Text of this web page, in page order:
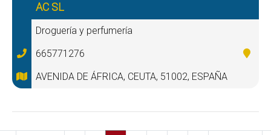
AC SL
Droguería y perfumería
665771276
AVENIDA DE ÁFRICA, CEUTA, 51002, ESPAÑA